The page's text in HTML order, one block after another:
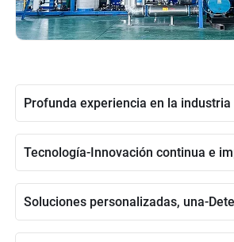
Profunda experiencia en la industria
Tecnología-Innovación continua e
Soluciones personalizadas, una-